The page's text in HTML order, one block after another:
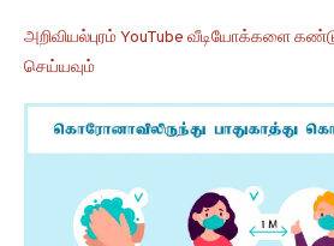
அறிவியல்புரம் YouTube வீடியோக்களை
செய்யவும்